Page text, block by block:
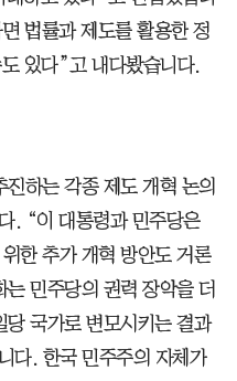
법률과 제도를 활용한 정
있다”고 내다봤습니다.
하는 각종 제도 개혁 논의
. “이 대통령과 민주당은
한 추가 개혁 방안도 거론
민주당의 권력 장악을 더
국가로 변모시키는 결과
다. 한국 민주주의 자체가